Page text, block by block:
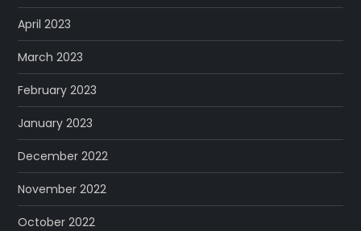
April 2023
March 2023
February 2023
January 2023
December 2022
November 2022
October 2022